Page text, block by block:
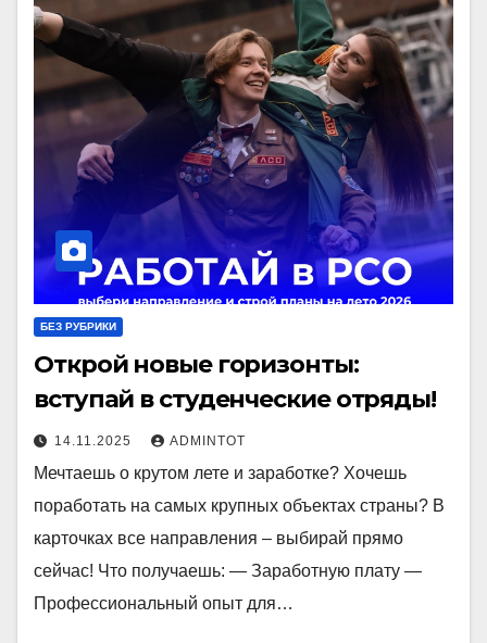
БЕЗ РУБРИКИ
Открой новые горизонты:
вступай в студенческие отряды!
14.11.2025 ADMINTOT
Мечтаешь о крутом лете и заработке? Хочешь
поработать на самых крупных объектах страны? В
карточках все направления – выбирай прямо
сейчас! Что получаешь: — Заработную плату —
Профессиональный опыт для…